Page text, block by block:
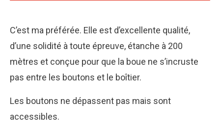
C’est ma préférée. Elle est d’excellente qualité,
d’une solidité à toute épreuve, étanche à 200
mètres et conçue pour que la boue ne s’incruste
pas entre les boutons et le boîtier.
Les boutons ne dépassent pas mais sont
accessibles.